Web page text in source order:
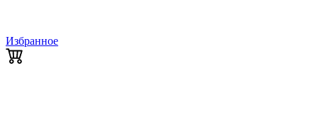
Избранное